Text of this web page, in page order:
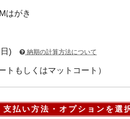
はがき
) 納期の計算方法について
トもしくはマットコート）
支払い方法・オプションを選